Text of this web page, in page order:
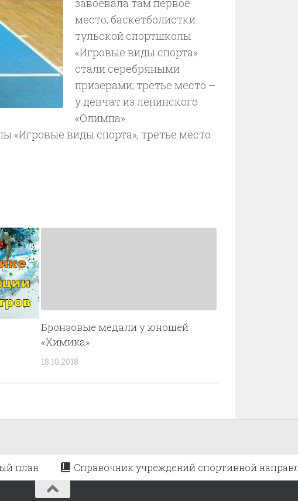
место; баскетболистки
тульской спортшколы
«Игровые виды спорта»
стали серебряными
призерами; третье место –
у девчат из ленинского
«Олимпа».
«Игровые виды спорта», третье место
Бронзовые медали у юношей
«Химика»
18.10.2018
план Справочник учреждений спортивной